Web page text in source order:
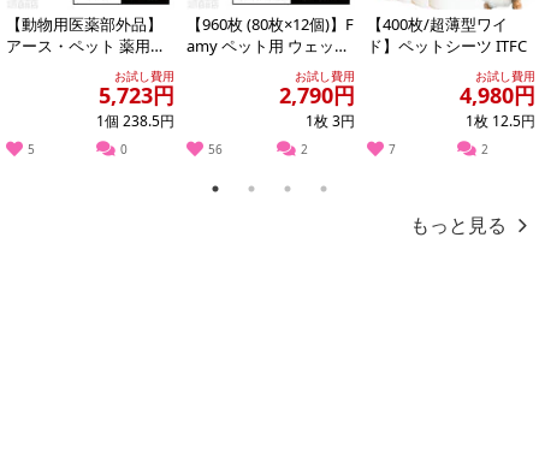
の掲載画像や画像内のバーコードなど、お届け商品と多少異なる場
合がございます。
また、[新たな加工食品の原料原産地表示制度]の経過措置期間の終
了により、商品詳細内に記載の原産国・原材料の表記が旧表記の場
合がございます。
あらかじめご了承いただいた上でお申込みください。なお、本理由
【動物用医薬部外品】
アース・ペット 薬用シ
ョットオン 猫用 1本入
お試し費用
5,723円
1個 238.5円
5 0
【960枚 (80枚×12個)】F
amy ペット用 ウェット
ティッシュ ふた付...
お試し費用
2,790円
1枚 3円
56 2
【400枚/超薄型ワイ
ド】ペットシーツ ITFC
お試し費用
4,980円
1枚 12.5円
7 2
1 2 3 4
もっと見る